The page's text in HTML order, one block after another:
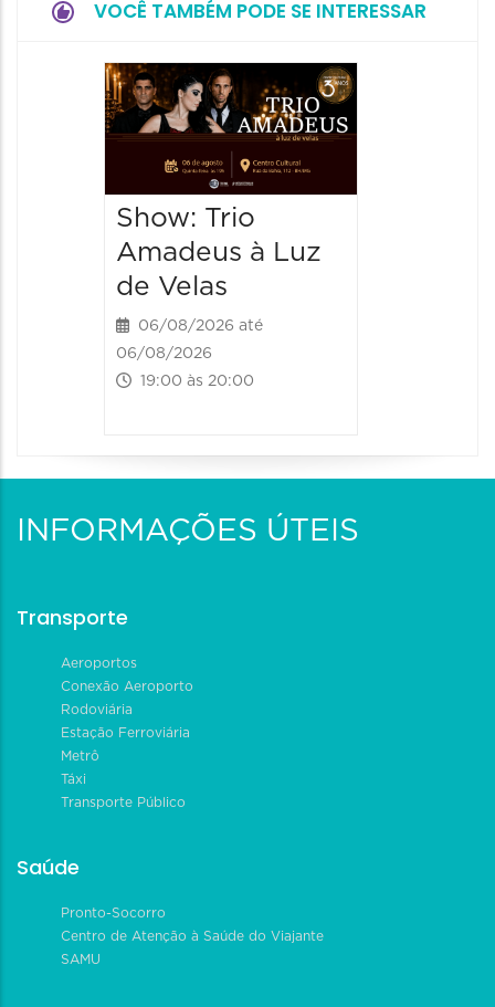
VOCÊ TAMBÉM PODE SE INTERESSAR
Show: Trio
Amadeus à Luz
de Velas
06/08/2026 até
06/08/2026
19:00 às 20:00
INFORMAÇÕES ÚTEIS
Transporte
Aeroportos
Conexão Aeroporto
Rodoviária
Estação Ferroviária
Metrô
Táxi
Transporte Público
Saúde
Pronto-Socorro
Centro de Atenção à Saúde do Viajante
SAMU